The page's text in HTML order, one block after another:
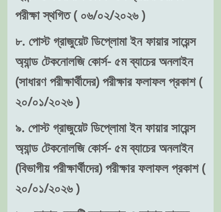
পরীক্ষা স্থগিত ( ০৬/০২/২০২৬ )
৮. পোস্ট গ্রাজুয়েট ডিপ্লোমা ইন ফায়ার সায়েন্স
অ্যান্ড টেকনোলজি কোর্স- ৫ম ব্যাচের অনলাইন
(সাধারণ পরীক্ষার্থীদের) পরীক্ষার ফলাফল প্রকাশ (
২০/০১/২০২৬ )
৯. পোস্ট গ্রাজুয়েট ডিপ্লোমা ইন ফায়ার সায়েন্স
অ্যান্ড টেকনোলজি কোর্স- ৫ম ব্যাচের অনলাইন
(বিভাগীয় পরীক্ষার্থীদের) পরীক্ষার ফলাফল প্রকাশ (
২০/০১/২০২৬ )